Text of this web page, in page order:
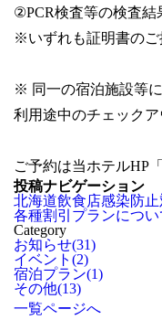
②PCR検査等の検査結
※いずれも証明書のご
※ 同⼀の宿泊施設等
利⽤途中のチェック
ご予約は当ホテルHP
投稿ナビゲーション
北海道飲食店感染防
各種割引プランについ
Category
お知らせ(31)
イベント (2)
宿泊プラン(1)
その他(13)
一覧ページへ